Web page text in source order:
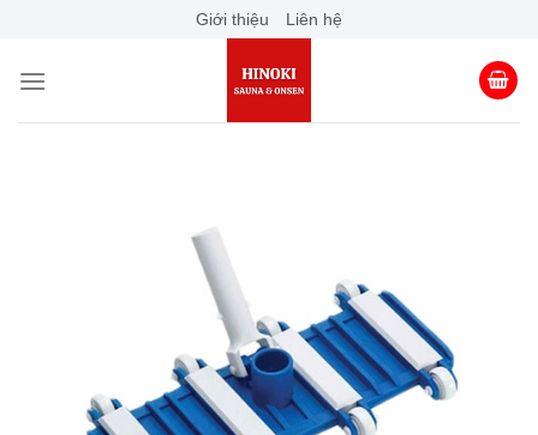
content
Giới thiệu Liên hệ